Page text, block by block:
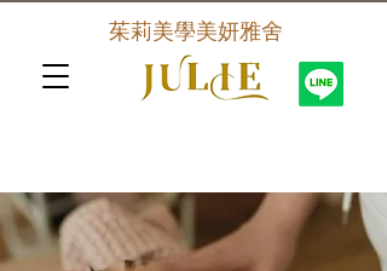
茱莉美學美妍雅舍